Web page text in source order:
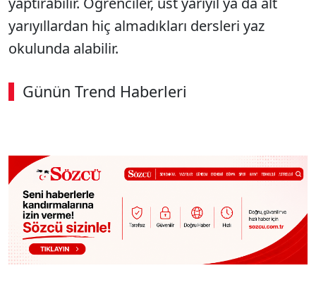
yarıyıllardan hiç almadıkları dersleri yaz
okulunda alabilir.
Günün Trend Haberleri